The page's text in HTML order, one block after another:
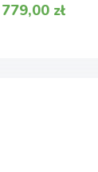
779,00 zł